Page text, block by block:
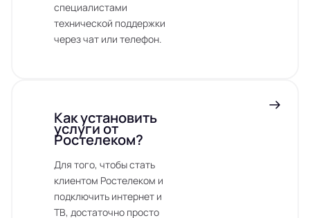
специалистами
технической поддержки
через чат или телефон.
Как установить
услуги от
Ростелеком?
Для того, чтобы стать
клиентом Ростелеком и
подключить интернет и
ТВ, достаточно просто